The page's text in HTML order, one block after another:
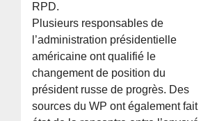
RPD.
Plusieurs responsables de
l’administration présidentielle
américaine ont qualifié le
changement de position du
président russe de progrès. Des
sources du WP ont également fait